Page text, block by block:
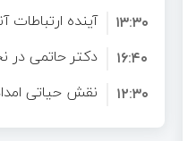
آینده ارتباطات
۱۳:۳۰
دکتر حاتمی
فولاد بافت:
۱۶:۴۰
نقش حیاتی
نجات‌دهندگان
۱۲:۳۰